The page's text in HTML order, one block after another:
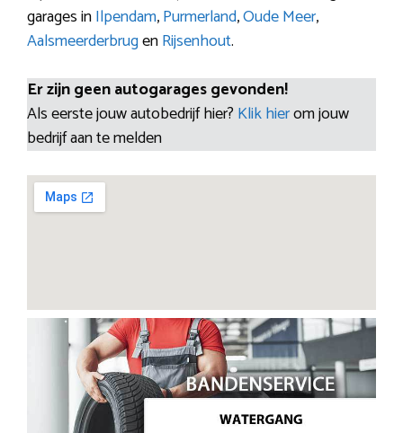
garages inIlpendam,Purmerland,Oude Meer,
AalsmeerderbrugenRijsenhout.
Er zijn geen autogarages gevonden!
Als eerste jouw autobedrijf hier? Klik hierom jouw
bedrijf aan te melden